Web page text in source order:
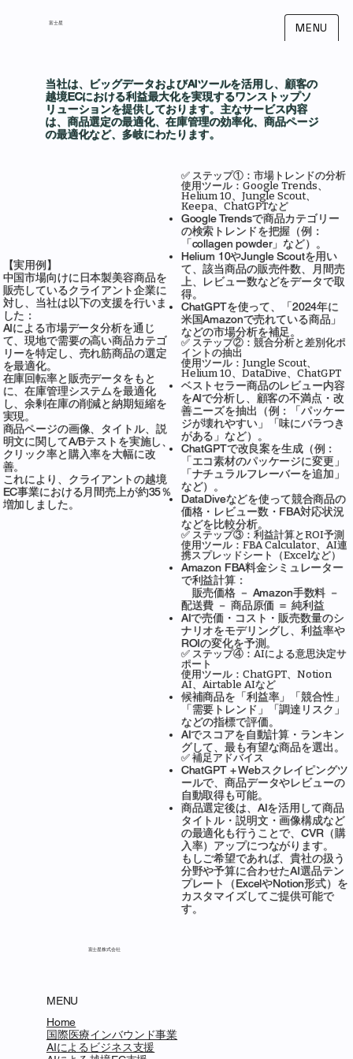
​富士星 MENU
【実用例】
中国市場向けに日本製美容商品を
販売しているクライアント企業に
対し、当社は以下の支援を行いま
した：
AIによる市場データ分析を通じ
て、現地で需要の高い商品カテゴ
リーを特定し、売れ筋商品の選定
を最適化。
在庫回転率と販売データをもと
に、在庫管理システムを最適化
し、余剰在庫の削減と納期短縮を
実現。
商品ページの画像、タイトル、説
明文に関してA/Bテストを実施し、
クリック率と購入率を大幅に改
善。
これにより、クライアントの越境
EC事業における月間売上が約35％
増加しました。
✅ ステップ①：市場トレンドの分析
使用ツール：Google Trends、
Helium 10、Jungle Scout、
Keepa、ChatGPTなど
Google Trendsで商品カテゴリー
の検索トレンドを把握（例：
「collagen powder」など）。
Helium 10やJungle Scoutを用い
て、該当商品の販売件数、月間売
上、レビュー数などをデータで取
得。
ChatGPTを使って、「2024年に
米国Amazonで売れている商品」
などの市場分析を補足。
✅ ステップ②：競合分析と差別化ポ
イントの抽出
使用ツール：Jungle Scout、
Helium 10、DataDive、ChatGPT
ベストセラー商品のレビュー内容
をAIで分析し、顧客の不満点・改
善ニーズを抽出（例：「パッケー
ジが壊れやすい」「味にバラつき
がある」など）。
ChatGPTで改良案を生成（例：
「エコ素材のパッケージに変更」
「ナチュラルフレーバーを追加」
など）。
DataDiveなどを使って競合商品の
価格・レビュー数・FBA対応状況
などを比較分析。
✅ ステップ③：利益計算とROI予測
使用ツール：FBA Calculator、AI連
携スプレッドシート（Excelなど）
Amazon FBA料金シミュレーター
で利益計算：
販売価格 － Amazon手数料 －
配送費 － 商品原価 ＝ 純利益
AIで売価・コスト・販売数量のシ
ナリオをモデリングし、利益率や
ROIの変化を予測。
✅ ステップ④：AIによる意思決定サ
ポート
使用ツール：ChatGPT、Notion
AI、Airtable AIなど
候補商品を「利益率」「競合性」
「需要トレンド」「調達リスク」
などの指標で評価。
AIでスコアを自動計算・ランキン
グして、最も有望な商品を選出。
✅ 補足アドバイス
ChatGPT + Webスクレイピングツ
ールで、商品データやレビューの
自動取得も可能。
商品選定後は、AIを活用して商品
タイトル・説明文・画像構成など
の最適化も行うことで、CVR（購
入率）アップにつながります。
もしご希望であれば、貴社の扱う
分野や予算に合わせたAI選品テン
プレート（ExcelやNotion形式）を
カスタマイズしてご提供可能で
す。
当社は、ビッグデータおよびAIツールを活用し、顧客の
越境ECにおける利益最大化を実現するワンストップソ
リューションを提供しております。主なサービス内容
は、商品選定の最適化、在庫管理の効率化、商品ページ
の最適化など、多岐にわたります。
富士星株式会社
MENU
Home
国際医療インバウンド事業
AIによるビジネス支援